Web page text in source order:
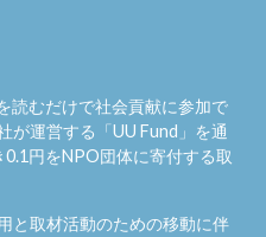
読むだけで社会貢献に参加で
が運営する「 UU Fund 」を通
円をNPO団体に寄付する取
と取材活動のための移動に伴